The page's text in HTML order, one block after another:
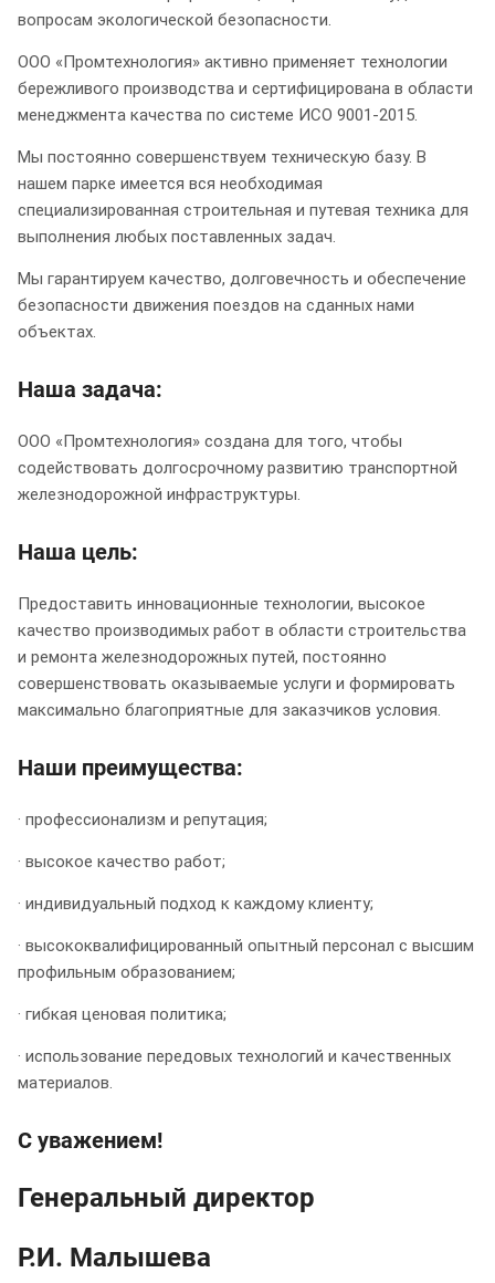
вопросам экологической безопасности.
ООО «Промтехнология» активно применяет технологии
бережливого производства и сертифицирована в области
менеджмента качества по системе ИСО 9001-2015.
Мы постоянно совершенствуем техническую базу. В
нашем парке имеется вся необходимая
специализированная строительная и путевая техника для
выполнения любых поставленных задач.
Мы гарантируем качество, долговечность и обеспечение
безопасности движения поездов на сданных нами
объектах.
Наша задача:
ООО «Промтехнология» создана для того, чтобы
содействовать долгосрочному развитию транспортной
железнодорожной инфраструктуры.
Наша цель:
Предоставить инновационные технологии, высокое
качество производимых работ в области строительства
и ремонта железнодорожных путей, постоянно
совершенствовать оказываемые услуги и формировать
максимально благоприятные для заказчиков условия.
Наши преимущества:
· профессионализм и репутация;
· высокое качество работ;
· индивидуальный подход к каждому клиенту;
· высококвалифицированный опытный персонал с высшим
профильным образованием;
· гибкая ценовая политика;
· использование передовых технологий и качественных
материалов.
С уважением!
Генеральный директор
Р.И. Малышева